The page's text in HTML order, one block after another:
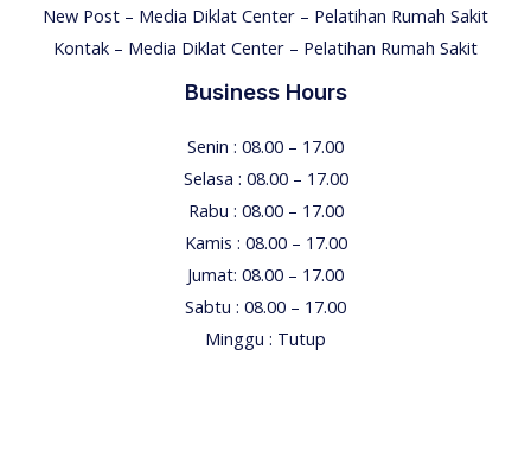
New Post – Media Diklat Center – Pelatihan Rumah Sakit
Kontak – Media Diklat Center – Pelatihan Rumah Sakit
Business Hours
Senin : 08.00 – 17.00
Selasa : 08.00 – 17.00
Rabu : 08.00 – 17.00
Kamis : 08.00 – 17.00
Jumat: 08.00 – 17.00
Sabtu : 08.00 – 17.00
Minggu : Tutup